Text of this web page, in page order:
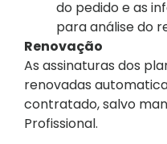
do pedido e as
para análise do
Renovação
As assinaturas dos
renovadas
contratado, salvo
Profissional.